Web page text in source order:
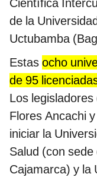
Científica
de la
Uctubamba
Estas ocho
de 95
Los
Flores Ancachi
iniciar la
Salud (con
Cajamarca) y la